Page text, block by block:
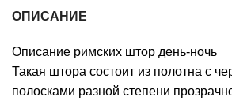
ОПИСАНИЕ
Описание римских штор день-ночь
Такая штора состоит из полотна с
полосками разной степени